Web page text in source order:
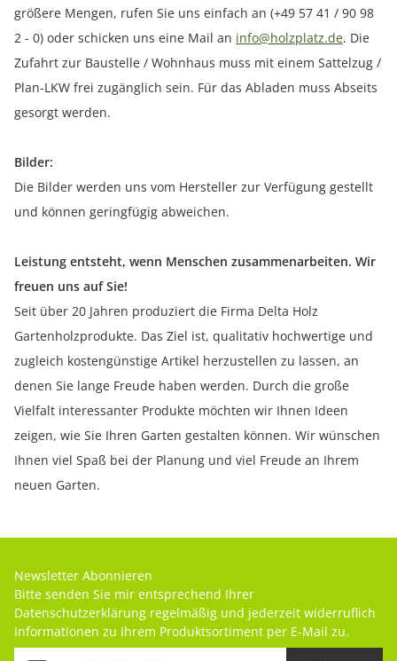
größere Mengen, rufen Sie uns einfach an (+49 57 41 / 90 98
2 - 0) oder schicken uns eine Mail an info@holzplatz.de. Die
Zufahrt zur Baustelle / Wohnhaus muss mit einem Sattelzug /
Plan-LKW frei zugänglich sein. Für das Abladen muss Abseits
gesorgt werden.
Bilder:
Die Bilder werden uns vom Hersteller zur Verfügung gestellt
und können geringfügig abweichen.
Leistung entsteht, wenn Menschen zusammenarbeiten. Wir
freuen uns auf Sie!
Seit über 20 Jahren produziert die Firma Delta Holz
Gartenholzprodukte. Das Ziel ist, qualitativ hochwertige und
zugleich kostengünstige Artikel herzustellen zu lassen, an
denen Sie lange Freude haben werden. Durch die große
Vielfalt interessanter Produkte möchten wir Ihnen Ideen
zeigen, wie Sie Ihren Garten gestalten können. Wir wünschen
Ihnen viel Spaß bei der Planung und viel Freude an Ihrem
neuen Garten.
Newsletter Abonnieren
Bitte senden Sie mir entsprechend Ihrer
Datenschutzerklärung regelmäßig und jederzeit widerruflich
Informationen zu Ihrem Produktsortiment per E-Mail zu.